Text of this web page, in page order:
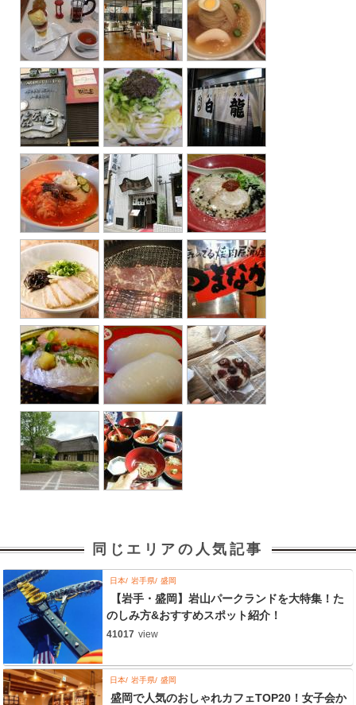
同じエリアの人気記事
日本 岩手県 盛岡
【岩手・盛岡】岩山パークランドを大特集！た
のしみ方&おすすめスポット紹介！
41017 view
日本 岩手県 盛岡
盛岡で人気のおしゃれカフェTOP20！女子会か